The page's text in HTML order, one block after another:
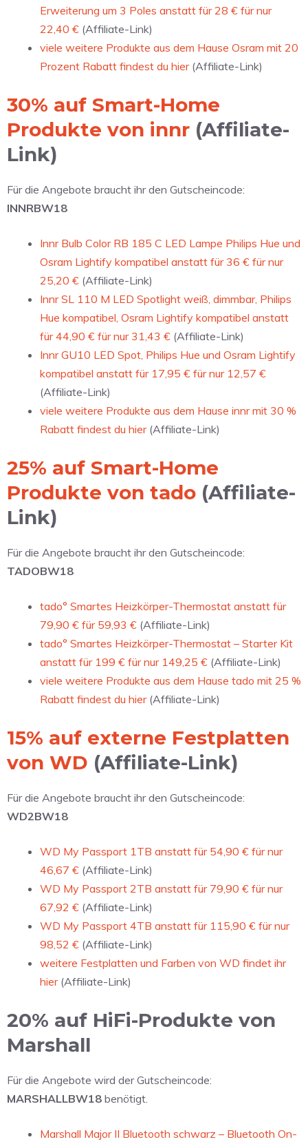
Erweiterung um 3 Poles anstatt für 28 € für nur
22,40 € (Affiliate-Link)
viele weitere Produkte aus dem Hause Osram mit 20
Prozent Rabatt findest du hier(Affiliate-Link)
30% auf Smart-Home
Produkte von innr (Affiliate-
Link)
Für die Angebote braucht ihr den Gutscheincode:
INNRBW18
Innr Bulb Color RB 185 C LED Lampe Philips Hue und
Osram Lightify kompatibel anstatt für 36 € für nur
25,20 € (Affiliate-Link)
Innr SL 110 M LED Spotlight weiß, dimmbar, Philips
Hue kompatibel, Osram Lightify kompatibel anstatt
für 44,90 € für nur 31,43 € (Affiliate-Link)
Innr GU10 LED Spot, Philips Hue und Osram Lightify
kompatibel anstatt für 17,95 € für nur 12,57 €
(Affiliate-Link)
viele weitere Produkte aus dem Hause innr mit 30 %
Rabatt findest du hier(Affiliate-Link)
25% auf Smart-Home
Produkte von tado (Affiliate-
Link)
Für die Angebote braucht ihr den Gutscheincode:
TADOBW18
tado° Smartes Heizkörper-Thermostat anstatt für
79,90 € für 59,93 € (Affiliate-Link)
tado° Smartes Heizkörper-Thermostat – Starter Kit
anstatt für 199 € für nur 149,25 € (Affiliate-Link)
viele weitere Produkte aus dem Hause tado mit 25 %
Rabatt findest du hier(Affiliate-Link)
15% auf externe Festplatten
von WD (Affiliate-Link)
Für die Angebote braucht ihr den Gutscheincode:
WD2BW18
WD My Passport 1TB anstatt für 54,90 € für nur
46,67 € (Affiliate-Link)
WD My Passport 2TB anstatt für 79,90 € für nur
67,92 € (Affiliate-Link)
WD My Passport 4TB anstatt für 115,90 € für nur
98,52 € (Affiliate-Link)
weitere Festplatten und Farben von WD findet ihr
hier(Affiliate-Link)
20% auf HiFi-Produkte von
Marshall
Für die Angebote wird der Gutscheincode:
MARSHALLBW18 benötigt.
Marshall Major II Bluetooth schwarz – Bluetooth On-